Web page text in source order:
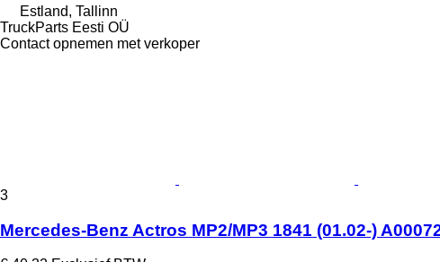
Estland, Tallinn
TruckParts Eesti OÜ
Contact opnemen met verkoper
3
Mercedes-Benz Actros MP2/MP3 1841 (01.02-)